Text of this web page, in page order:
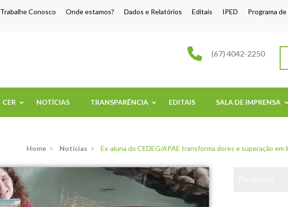
Trabalhe Conosco Onde estamos? Dados e Relatórios Editais IPED
Programa
(67) 4042-2250
CER NOTÍCIAS TRANSPARÊNCIA EDITAIS SALA DE IMPRENSA
Home > Notícias > Ex-aluna do CEDEG/APAE transforma dores e superação